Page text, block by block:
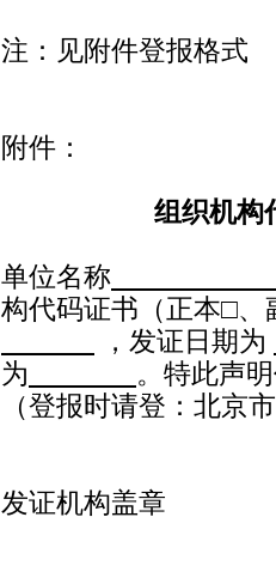
注：见附件登报格式
附件：
组织机构
单位名称
构代码证书（正本□
，发证日期为
为
。特此声
（登报时请登：北京
发证机构盖章